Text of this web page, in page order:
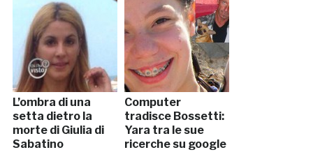
L’ombra di una
setta dietro la
morte di Giulia di
Sabatino
Computer
tradisce Bossetti:
Yara tra le sue
ricerche su google